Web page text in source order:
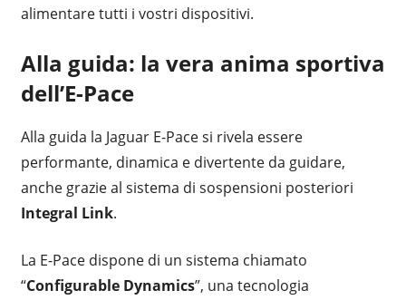
alimentare tutti i vostri dispositivi.
Alla guida: la vera anima sportiva
dell’E-Pace
Alla guida la Jaguar E-Pace si rivela essere
performante, dinamica e divertente da guidare,
anche grazie al sistema di sospensioni posteriori
Integral Link.
La E-Pace dispone di un sistema chiamato
“Configurable Dynamics”, una tecnologia